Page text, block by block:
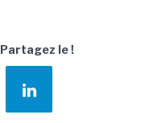
Partagez le !